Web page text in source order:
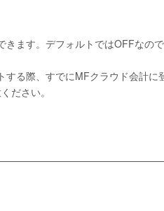
きます。デフォルトではOFFなの
する際、すでにMFクラウド会計に
ださい。